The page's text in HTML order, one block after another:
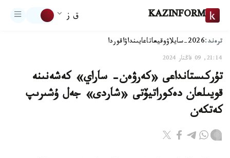
KAZINFORM ق ز
ترەند:2026-سايلاۋ وقيعاتاعايىنداۋاقوردا
21:14, 09 قاڭتار 2024
تۇركىستانداعى «كەرۋەن- ساراي» كەشەنىنە
قويىلعان دەكوراتيۆتى «شاردى» جەل ۇشىرىپ
كەتكەن